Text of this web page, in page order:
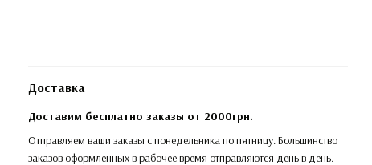
Доставка
Доставим бесплатно заказы от 2000грн.
Отправляем ваши заказы с понедельника по пятницу. Большинство
заказов оформленных в рабочее время отправляются день в день.